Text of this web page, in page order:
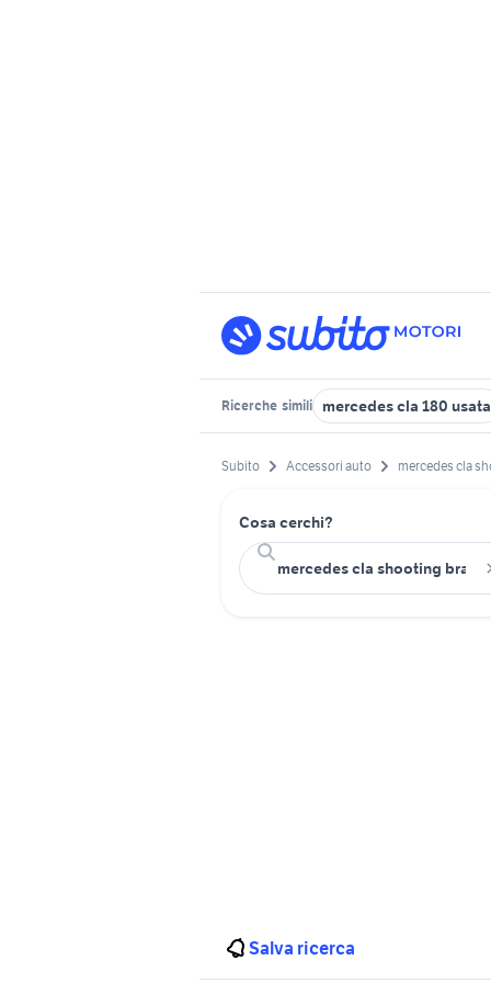
Ricerche simili mercedes cla 180 usata
Subito Accessori auto mercedes cla
Cosa cerchi?
Salva ricerca